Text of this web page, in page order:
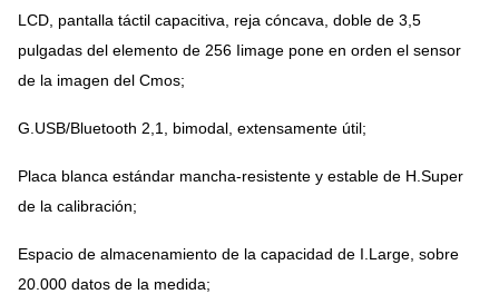
LCD, pantalla táctil capacitiva, reja cóncava, doble de 3,5
pulgadas del elemento de 256 Iimage pone en orden el sensor
de la imagen del Cmos;
G.USB/Bluetooth 2,1, bimodal, extensamente útil;
Placa blanca estándar mancha-resistente y estable de H.Super
de la calibración;
Espacio de almacenamiento de la capacidad de I.Large, sobre
20.000 datos de la medida;